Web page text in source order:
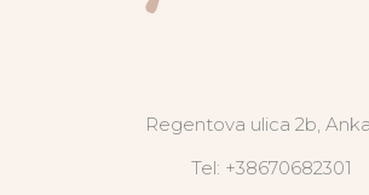
Regentova ulica 2b,
Tel: +38670682301